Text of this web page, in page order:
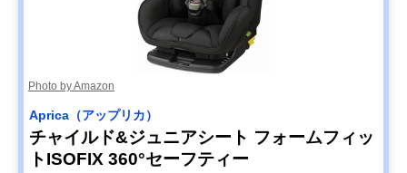
Photo by Amazon
Aprica（アップリカ）
チャイルド&ジュニアシート フォームフィッ
トISOFIX 360°セーフティー